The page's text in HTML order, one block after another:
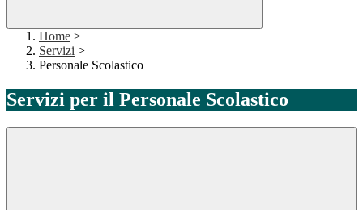
Home >
Servizi >
Personale Scolastico
Servizi per il Personale Scolastico